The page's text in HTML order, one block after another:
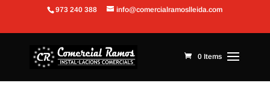
Obre la barra d'eines
973 240 388 info@comercialramoslleida.com
0 Items